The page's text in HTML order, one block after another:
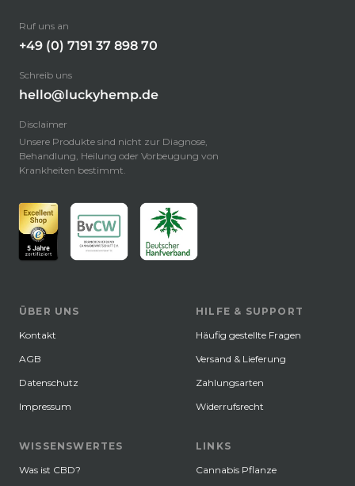
Ruf uns an
+49 (0) 7191 37 898 70
Schreib uns
hello@luckyhemp.de
Disclaimer
Unsere Produkte sind nicht zur Diagnose,
Behandlung, Heilung oder Vorbeugung von
Krankheiten bestimmt.
ÜBER UNS
Kontakt
AGB
Datenschutz
Impressum
WISSENSWERTES
Was ist CBD?
HILFE & SUPPORT
Häufig gestellte Fragen
Versand & Lieferung
Zahlungsarten
Widerrufsrecht
LINKS
Cannabis Pflanze